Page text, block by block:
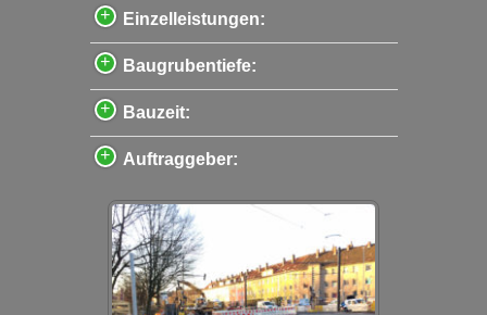
Einzelleistungen:
Baugrubentiefe:
Bauzeit:
Auftraggeber: